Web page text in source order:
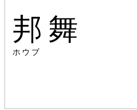
邦舞
ホウブ